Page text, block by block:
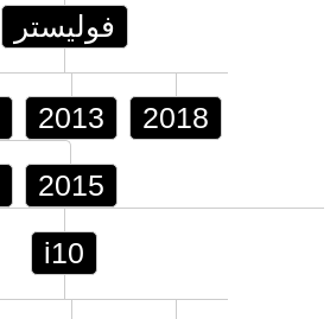
فوليستر
2013 2018
2015
i10